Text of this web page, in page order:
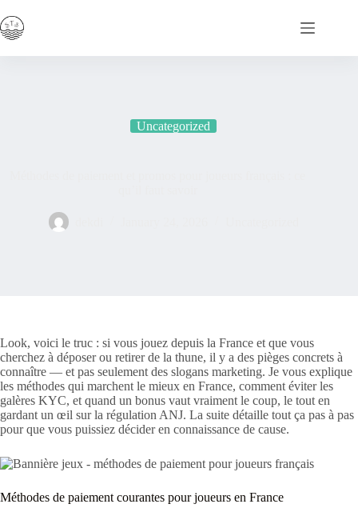
to
content
Uncategorized
Look, voici le truc : si vous jouez depuis la France et que vous
cherchez à déposer ou retirer de la thune, il y a des pièges concrets à
connaître — et pas seulement des slogans marketing. Je vous explique
les méthodes qui marchent le mieux en France, comment éviter les
galères KYC, et quand un bonus vaut vraiment le coup, le tout en
gardant un œil sur la régulation ANJ. La suite détaille tout ça pas à pas
pour que vous puissiez décider en connaissance de cause.
Méthodes de paiement courantes pour joueurs en France